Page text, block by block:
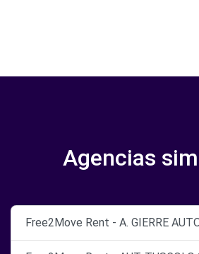
Agencias
Free2Move Rent - A. GIERRE